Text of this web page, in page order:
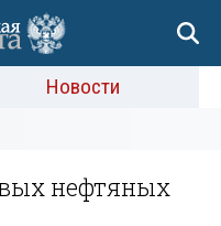
Новости
нефтяных